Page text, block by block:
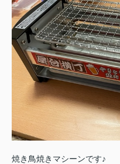
焼き鳥焼きマシーンです♪